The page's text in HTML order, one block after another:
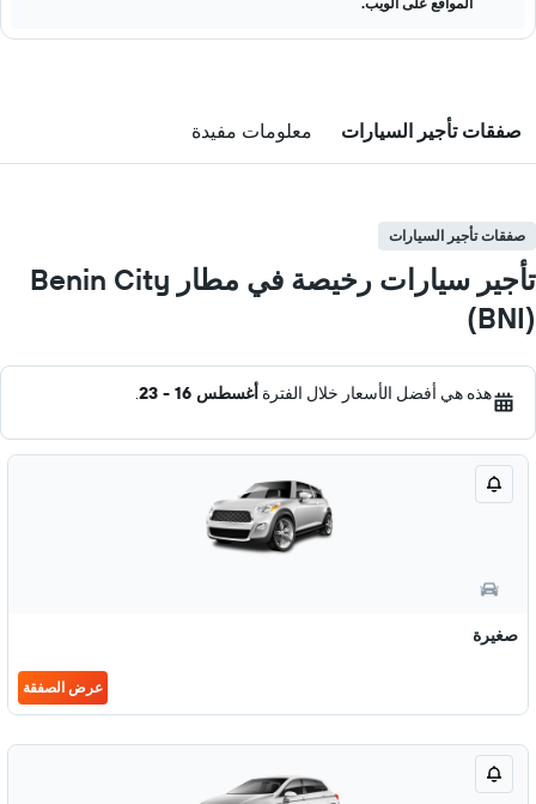
صفقات تأجير السيارات معلومات مفيدة
صفقات تأجير السيارات
تأجير سيارات رخيصة في مطار Benin City
(BNI)
هذه هي أفضل الأسعار خلال الفترة أغسطس 16 - 23 .
صغيرة
عرض الصفقة